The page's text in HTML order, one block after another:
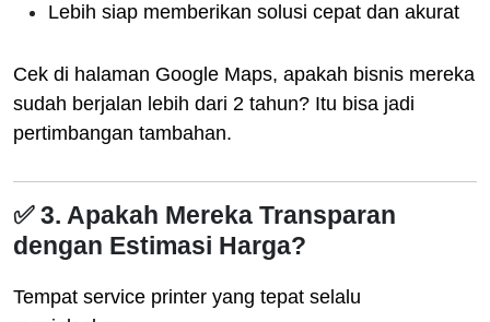
Lebih siap memberikan solusi cepat dan akurat
Cek di halaman Google Maps, apakah bisnis mereka
sudah berjalan lebih dari 2 tahun? Itu bisa jadi
pertimbangan tambahan.
✅ 3. Apakah Mereka Transparan
dengan Estimasi Harga?
Tempat service printer yang tepat selalu